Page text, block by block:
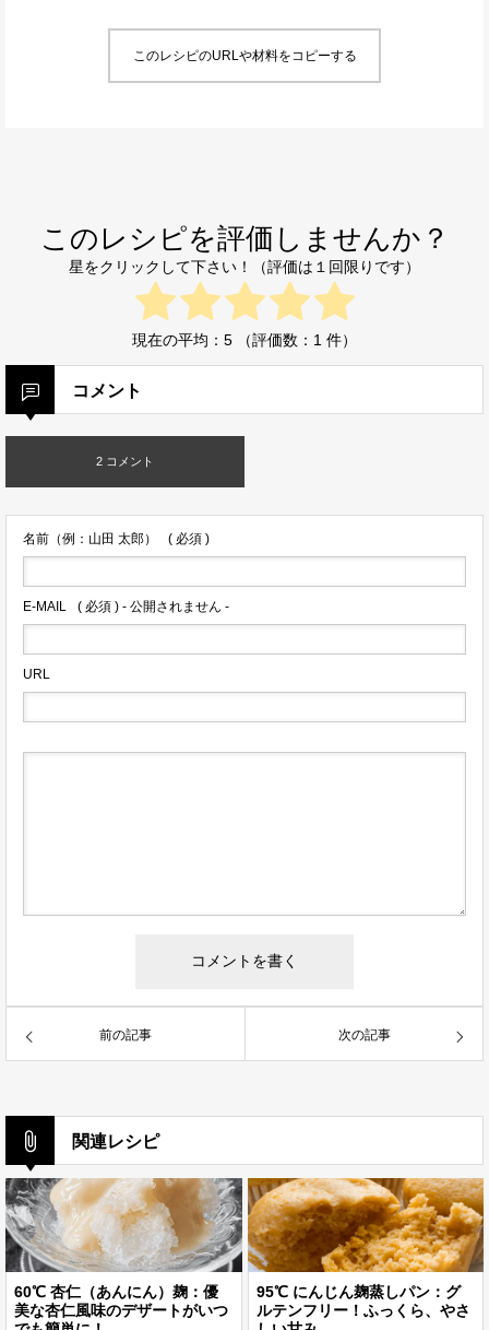
このレシピのURLや材料をコピーする
このレシピを評価しませんか？
星をクリックして下さい！（評価は１回限りです）
現在の平均： 5 （評価数： 1 件）
コメント
2 コメント
名前（例：山田 太郎） ( 必須 )
E-MAIL ( 必須 ) - 公開されません -
URL
前の記事 次の記事
関連レシピ
60℃ 杏仁（あんにん）麹：優
美な杏仁風味のデザートがいつ
95℃ にんじん麹蒸しパン：グ
ルテンフリー！ふっくら、やさ